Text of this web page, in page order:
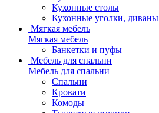
Кухонные столы
Кухонные уголки, диваны
Мягкая мебель
Мягкая мебель
Банкетки и пуфы
Мебель для спальни
Мебель для спальни
Спальни
Кровати
Комоды